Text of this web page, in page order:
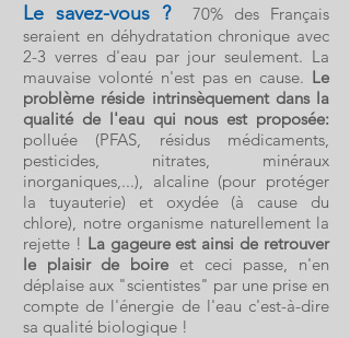
Le savez-vous ?
70% des Français
seraient en déhydratation chronique avec
2-3 verres d'eau par jour seulement. La
mauvaise volonté n'est pas en cause. Le
problème réside intrinsèquement dans la
qualité de l'eau qui nous est proposée:
polluée (PFAS, résidus médicaments,
pesticides, nitrates, minéraux
inorganiques,...), alcaline (pour protéger
la tuyauterie) et oxydée (à cause du
chlore), notre organisme naturellement la
rejette ! La gageure est ainsi de retrouver
le plaisir de boire et ceci passe, n'en
déplaise aux "scientistes" par une prise en
compte de l'énergie de l'eau c'est-à-dire
sa qualité biologique !